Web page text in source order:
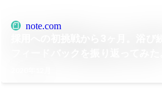
note.com